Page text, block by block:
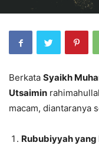
Berkata Syaikh
Utsaimin
macam, diantaranya
Rububiyyah